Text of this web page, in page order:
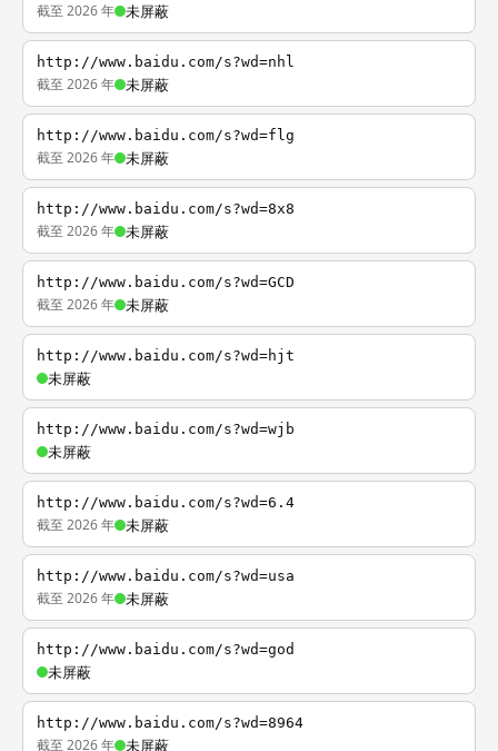
截至 2026 年 未屏蔽
http://www.baidu.com/s?wd=nhl
截至 2026 年 未屏蔽
http://www.baidu.com/s?wd=flg
截至 2026 年 未屏蔽
http://www.baidu.com/s?wd=8x8
截至 2026 年 未屏蔽
http://www.baidu.com/s?wd=GCD
截至 2026 年 未屏蔽
http://www.baidu.com/s?wd=hjt
未屏蔽
http://www.baidu.com/s?wd=wjb
未屏蔽
http://www.baidu.com/s?wd=6.4
截至 2026 年 未屏蔽
http://www.baidu.com/s?wd=usa
截至 2026 年 未屏蔽
http://www.baidu.com/s?wd=god
未屏蔽
http://www.baidu.com/s?wd=8964
截至 2026 年 未屏蔽